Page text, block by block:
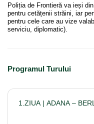
Poliția de Frontieră va ieși
pentru cetățenii străini, iar
pentru cele care au vize
serviciu, diplomatic).
Programul Turului
1.ZIUA | ADANA –